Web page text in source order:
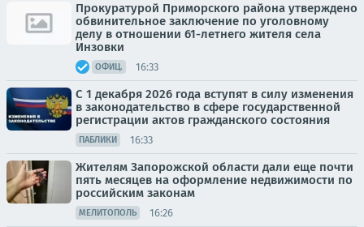
Прокуратурой Приморского района утверждено
обвинительное заключение по уголовному
делу в отношении 61-летнего жителя села
Инзовки
ОФИЦ. 16:33
С 1 декабря 2026 года вступят в силу изменения
в законодательство в сфере государственной
регистрации актов гражданского состояния
ПАБЛИКИ 16:33
Жителям Запорожской области дали еще почти
пять месяцев на оформление недвижимости по
российским законам
МЕЛИТОПОЛЬ 16:26